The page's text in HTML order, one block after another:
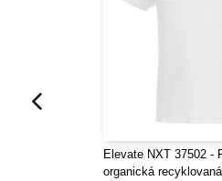
Elevate NXT 37502 -
organická